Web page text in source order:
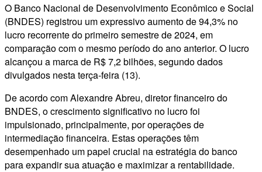
O Banco Nacional de Desenvolvimento Econômico e Social
(BNDES) registrou um expressivo aumento de 94,3% no
lucro recorrente do primeiro semestre de 2024, em
comparação com o mesmo período do ano anterior. O lucro
alcançou a marca de R$ 7,2 bilhões, segundo dados
divulgados nesta terça-feira (13).
De acordo com Alexandre Abreu, diretor financeiro do
BNDES, o crescimento significativo no lucro foi
impulsionado, principalmente, por operações de
intermediação financeira. Estas operações têm
desempenhado um papel crucial na estratégia do banco
para expandir sua atuação e maximizar a rentabilidade.